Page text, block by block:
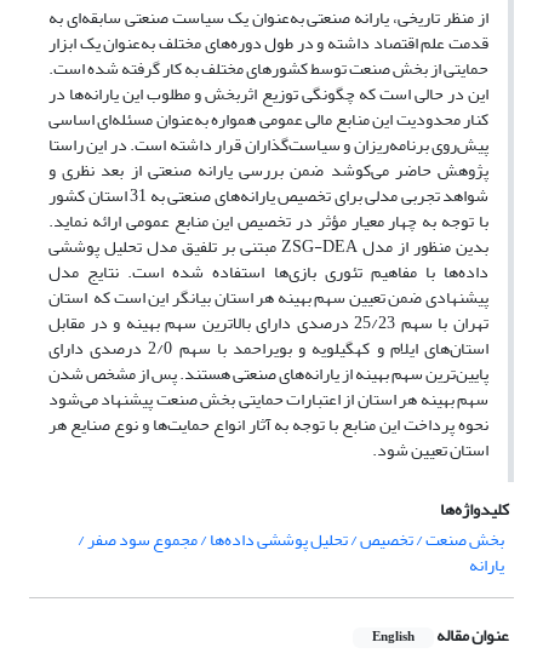
از منظر تاریخی، یارانه صنعتی به‌عنوان یک سیاست صنعتی سابقه‌ای به
قدمت علم اقتصاد داشته و در طول دوره‌های مختلف به‌عنوان یک ابزار
حمایتی از بخش صنعت توسط کشورهای مختلف به کار گرفته شده است.
این در حالی است که چگونگی توزیع اثربخش و مطلوب این یارانه‌ها در
کنار محدودیت این منابع مالی عمومی همواره به‌عنوان مسئله‌ای اساسی
پیش‌روی برنامه‌ریزان و سیاست‌گذاران قرار داشته است. در این راستا
پژوهش حاضر می‌کوشد ضمن بررسی یارانه صنعتی از بعد نظری و
شواهد تجربی مدلی برای تخصیص یارانه‌های صنعتی به 31 استان‌ کشور
با توجه به چهار معیار مؤثر در تخصیص این منابع عمومی ارائه نماید.
بدین منظور از مدل ZSG-DEA مبتنی بر تلفیق مدل‌ تحلیل پوششی
داده‌ها با مفاهیم تئوری بازی‌ها استفاده شده است. نتایج مدل
پیشنهادی ضمن تعیین سهم بهینه هر استان بیانگر این است که استان
تهران با سهم 25/23 درصدی دارای بالاترین سهم بهینه و در مقابل
استان‌های ایلام و کهگیلویه و بویراحمد با سهم 2/0 درصدی دارای
پایین‌ترین سهم بهینه از یارانه‌های صنعتی هستند. پس از مشخص شدن
سهم بهینه هر استان از اعتبارات حمایتی بخش صنعت پیشنهاد می‌شود
نحوه پرداخت این منابع با توجه به آثار انواع حمایت‌ها و نوع صنایع هر
استان تعیین شود.
کلیدواژه‌ها
بخش صنعت / تخصیص / تحلیل پوششی داده‌ها / مجموع سود صفر /
یارانه
عنوان مقاله English